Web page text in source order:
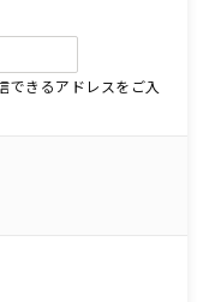
きるアドレスをご入